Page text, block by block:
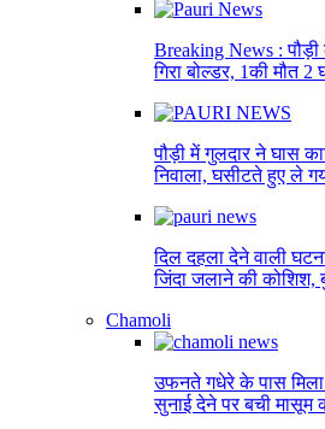
Breaking News :
गिरा बोल्डर, 1की मौत 2
पौड़ी में गुलदार ने घास
निवाला, घसीटते हुए ले
दिल दहला देने वाली
जिंदा जलाने की
Chamoli
उफनते गधेरे के पास
सुनाई देने पर बची मासूम